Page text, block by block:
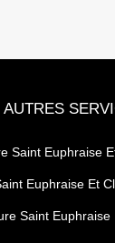
AUTRES
Saint Euphraise
Euphraise Et
Saint Euphraise